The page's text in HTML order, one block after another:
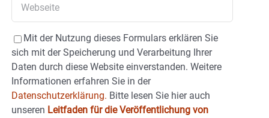
Mit der Nutzung dieses Formulars erklären Sie
sich mit der Speicherung und Verarbeitung Ihrer
Daten durch diese Website einverstanden. Weitere
Informationen erfahren Sie in der
Datenschutzerklärung. Bitte lesen Sie hier auch
unseren Leitfaden für die Veröffentlichung von